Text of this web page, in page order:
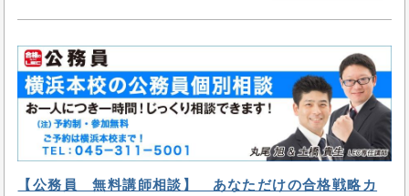
【公務員 無料講師相談】 あなただけの合格戦略カ